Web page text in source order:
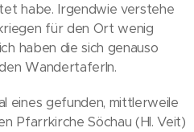
habe. Irgendwie verstehe
für den Ort wenig
haben die sich genauso
Wandertaferln.
eines gefunden, mittlerweile
Pfarrkirche Söchau (Hl. Veit)